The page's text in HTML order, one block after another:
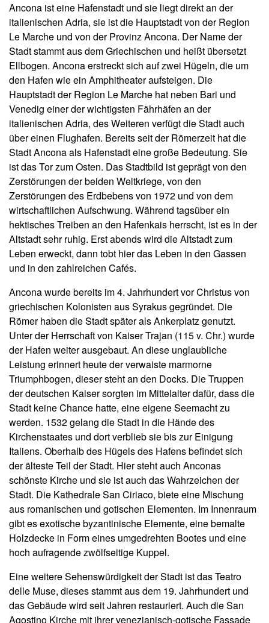
Ancona ist eine Hafenstadt und sie liegt direkt an der
italienischen Adria, sie ist die Hauptstadt von der Region
Le Marche und von der Provinz Ancona. Der Name der
Stadt stammt aus dem Griechischen und heißt übersetzt
Ellbogen. Ancona erstreckt sich auf zwei Hügeln, die um
den Hafen wie ein Amphitheater aufsteigen. Die
Hauptstadt der Region Le Marche hat neben Bari und
Venedig einer der wichtigsten Fährhäfen an der
italienischen Adria, des Weiteren verfügt die Stadt auch
über einen Flughafen. Bereits seit der Römerzeit hat die
Stadt Ancona als Hafenstadt eine große Bedeutung. Sie
ist das Tor zum Osten. Das Stadtbild ist geprägt von den
Zerstörungen der beiden Weltkriege, von den
Zerstörungen des Erdbebens von 1972 und von dem
wirtschaftlichen Aufschwung. Während tagsüber ein
hektisches Treiben an den Hafenkais herrscht, ist es in der
Altstadt sehr ruhig. Erst abends wird die Altstadt zum
Leben erweckt, dann tobt hier das Leben in den Gassen
und in den zahlreichen Cafés.
Ancona wurde bereits im 4. Jahrhundert vor Christus von
griechischen Kolonisten aus Syrakus gegründet. Die
Römer haben die Stadt später als Ankerplatz genutzt.
Unter der Herrschaft von Kaiser Trajan (115 v. Chr.) wurde
der Hafen weiter ausgebaut. An diese unglaubliche
Leistung erinnert heute der verwaiste marmorne
Triumphbogen, dieser steht an den Docks. Die Truppen
der deutschen Kaiser sorgten im Mittelalter dafür, dass die
Stadt keine Chance hatte, eine eigene Seemacht zu
werden. 1532 gelang die Stadt in die Hände des
Kirchenstaates und dort verblieb sie bis zur Einigung
Italiens. Oberhalb des Hügels des Hafens befindet sich
der älteste Teil der Stadt. Hier steht auch Anconas
schönste Kirche und sie ist auch das Wahrzeichen der
Stadt. Die Kathedrale San Ciriaco, biete eine Mischung
aus romanischen und gotischen Elementen. Im Innenraum
gibt es exotische byzantinische Elemente, eine bemalte
Holzdecke in Form eines umgedrehten Bootes und eine
hoch aufragende zwölfseitige Kuppel.
Eine weitere Sehenswürdigkeit der Stadt ist das Teatro
delle Muse, dieses stammt aus dem 19. Jahrhundert und
das Gebäude wird seit Jahren restauriert. Auch die San
Agostino Kirche mit ihrer venezianisch-gotische Fassade